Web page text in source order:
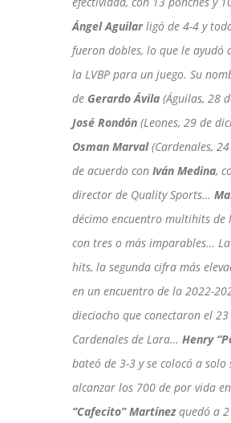
Ángel Aguilarligó de 4-4 y
fueron dobles, lo que le
la LVBP para un juego. Su
de Gerardo Ávila (Águilas, 28
José Rondón (Leones, 29 de
Osman Marval(Cardenales,
de acuerdo con Iván Medina,
director de Quality Sports…
décimo encuentro multihits de
con tres o más imparables…
hits, la segunda cifra más
en un encuentro de la 2022-
dieciocho que conectaron el
Cardenales de Lara… Henry
bateó de 3-3 y se colocó a
alcanzar los 700 de por vida
“Cafecito” Martínezquedó a